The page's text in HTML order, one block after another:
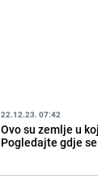
22.12.23. 07:42
Ovo su zemlje u
Pogledajte gdje